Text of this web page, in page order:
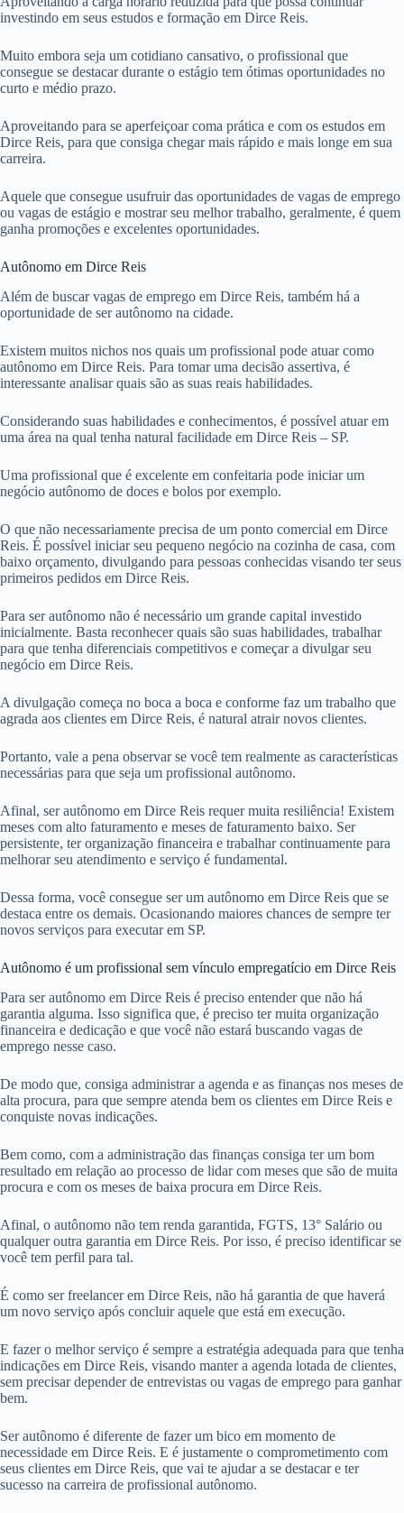
investindo em seus estudos e formação em Dirce Reis.
Muito embora seja um cotidiano cansativo, o profissional que
consegue se destacar durante o estágio tem ótimas oportunidades no
curto e médio prazo.
Aproveitando para se aperfeiçoar coma prática e com os estudos em
Dirce Reis, para que consiga chegar mais rápido e mais longe em sua
carreira.
Aquele que consegue usufruir das oportunidades de vagas de emprego
ou vagas de estágio e mostrar seu melhor trabalho, geralmente, é quem
ganha promoções e excelentes oportunidades.
Autônomo em Dirce Reis
Além de buscar vagas de emprego em Dirce Reis, também há a
oportunidade de ser autônomo na cidade.
Existem muitos nichos nos quais um profissional pode atuar como
autônomo em Dirce Reis. Para tomar uma decisão assertiva, é
interessante analisar quais são as suas reais habilidades.
Considerando suas habilidades e conhecimentos, é possível atuar em
uma área na qual tenha natural facilidade em Dirce Reis – SP.
Uma profissional que é excelente em confeitaria pode iniciar um
negócio autônomo de doces e bolos por exemplo.
O que não necessariamente precisa de um ponto comercial em Dirce
Reis. É possível iniciar seu pequeno negócio na cozinha de casa, com
baixo orçamento, divulgando para pessoas conhecidas visando ter seus
primeiros pedidos em Dirce Reis.
Para ser autônomo não é necessário um grande capital investido
inicialmente. Basta reconhecer quais são suas habilidades, trabalhar
para que tenha diferenciais competitivos e começar a divulgar seu
negócio em Dirce Reis.
A divulgação começa no boca a boca e conforme faz um trabalho que
agrada aos clientes em Dirce Reis, é natural atrair novos clientes.
Portanto, vale a pena observar se você tem realmente as características
necessárias para que seja um profissional autônomo.
Afinal, ser autônomo em Dirce Reis requer muita resiliência! Existem
meses com alto faturamento e meses de faturamento baixo. Ser
persistente, ter organização financeira e trabalhar continuamente para
melhorar seu atendimento e serviço é fundamental.
Dessa forma, você consegue ser um autônomo em Dirce Reis que se
destaca entre os demais. Ocasionando maiores chances de sempre ter
novos serviços para executar em SP.
Autônomo é um profissional sem vínculo empregatício em Dirce Reis
Para ser autônomo em Dirce Reis é preciso entender que não há
garantia alguma. Isso significa que, é preciso ter muita organização
financeira e dedicação e que você não estará buscando vagas de
emprego nesse caso.
De modo que, consiga administrar a agenda e as finanças nos meses de
alta procura, para que sempre atenda bem os clientes em Dirce Reis e
conquiste novas indicações.
Bem como, com a administração das finanças consiga ter um bom
resultado em relação ao processo de lidar com meses que são de muita
procura e com os meses de baixa procura em Dirce Reis.
Afinal, o autônomo não tem renda garantida, FGTS, 13° Salário ou
qualquer outra garantia em Dirce Reis. Por isso, é preciso identificar se
você tem perfil para tal.
É como ser freelancer em Dirce Reis, não há garantia de que haverá
um novo serviço após concluir aquele que está em execução.
E fazer o melhor serviço é sempre a estratégia adequada para que tenha
indicações em Dirce Reis, visando manter a agenda lotada de clientes,
sem precisar depender de entrevistas ou vagas de emprego para ganhar
bem.
Ser autônomo é diferente de fazer um bico em momento de
necessidade em Dirce Reis. E é justamente o comprometimento com
seus clientes em Dirce Reis, que vai te ajudar a se destacar e ter
sucesso na carreira de profissional autônomo.